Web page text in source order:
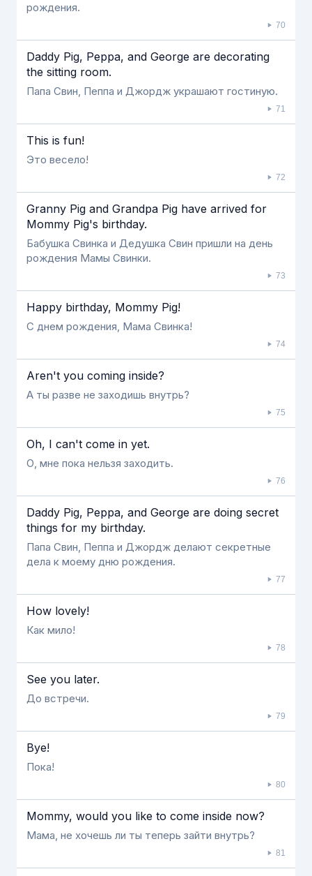
рождения.
70
Daddy Pig, Peppa, and George are decorating
the sitting room.
Папа Свин, Пеппа и Джордж украшают гостиную.
71
This is fun!
Это весело!
72
Granny Pig and Grandpa Pig have arrived for
Mommy Pig's birthday.
Бабушка Свинка и Дедушка Свин пришли на день
рождения Мамы Свинки.
73
Happy birthday, Mommy Pig!
С днем рождения, Мама Свинка!
74
Aren't you coming inside?
А ты разве не заходишь внутрь?
75
Oh, I can't come in yet.
О, мне пока нельзя заходить.
76
Daddy Pig, Peppa, and George are doing secret
things for my birthday.
Папа Свин, Пеппа и Джордж делают секретные
дела к моему дню рождения.
77
How lovely!
Как мило!
78
See you later.
До встречи.
79
Bye!
Пока!
80
Mommy, would you like to come inside now?
Мама, не хочешь ли ты теперь зайти внутрь?
81